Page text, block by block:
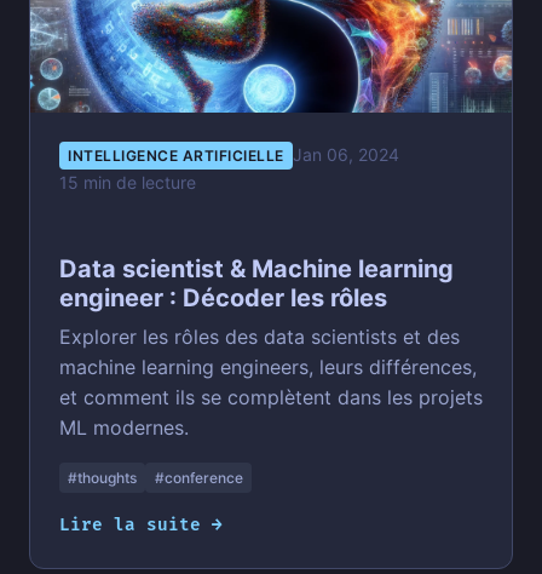
INTELLIGENCE ARTIFICIELLE Jan 06, 2024
15 min de lecture
Data scientist & Machine learning
engineer : Décoder les rôles
Explorer les rôles des data scientists et des
machine learning engineers, leurs différences,
et comment ils se complètent dans les projets
ML modernes.
#thoughts #conference
Lire la suite →